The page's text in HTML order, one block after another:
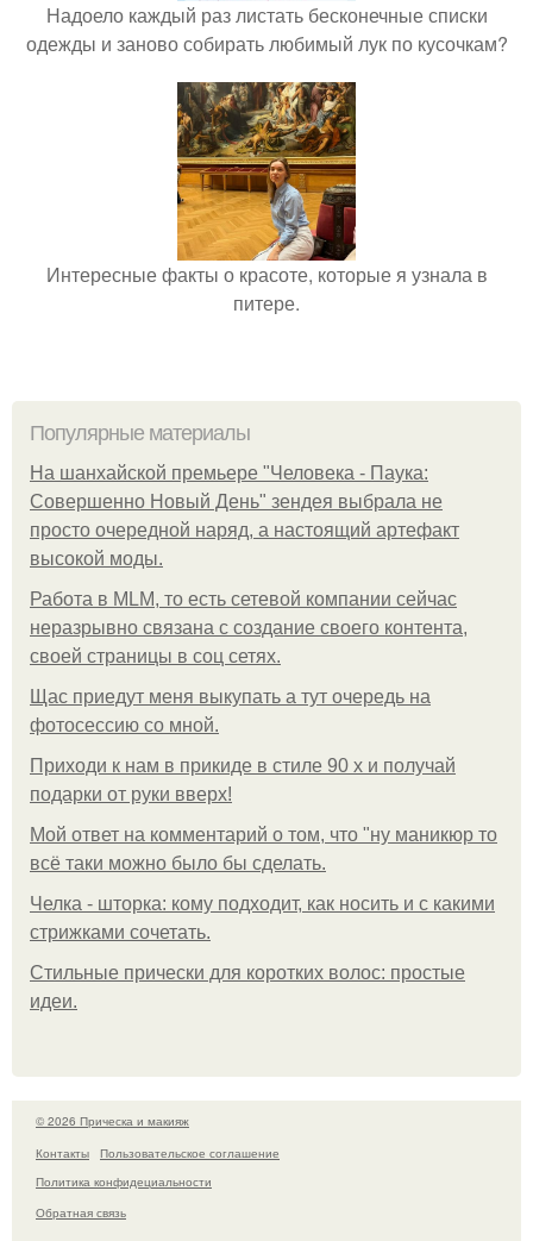
Надоело каждый раз листать бесконечные списки
одежды и заново собирать любимый лук по кусочкам?
Интересные факты о красоте, которые я узнала в
питере.
Популярные материалы
На шанхайской премьере "Человека - Паука:
Совершенно Новый День" зендея выбрала не
просто очередной наряд, а настоящий артефакт
высокой моды.
Работа в MLM, то есть сетевой компании сейчас
неразрывно связана с создание своего контента,
своей страницы в соц сетях.
Щас приедут меня выкупать а тут очередь на
фотосессию со мной.
Приходи к нам в прикиде в стиле 90 х и получай
подарки от руки вверх!
Мой ответ на комментарий о том, что "ну маникюр то
всё таки можно было бы сделать.
Челка - шторка: кому подходит, как носить и с какими
стрижками сочетать.
Стильные прически для коротких волос: простые
идеи.
© 2026 Прическа и макияж
Контакты
Пользовательское соглашение
Политика конфидециальности
Обратная связь